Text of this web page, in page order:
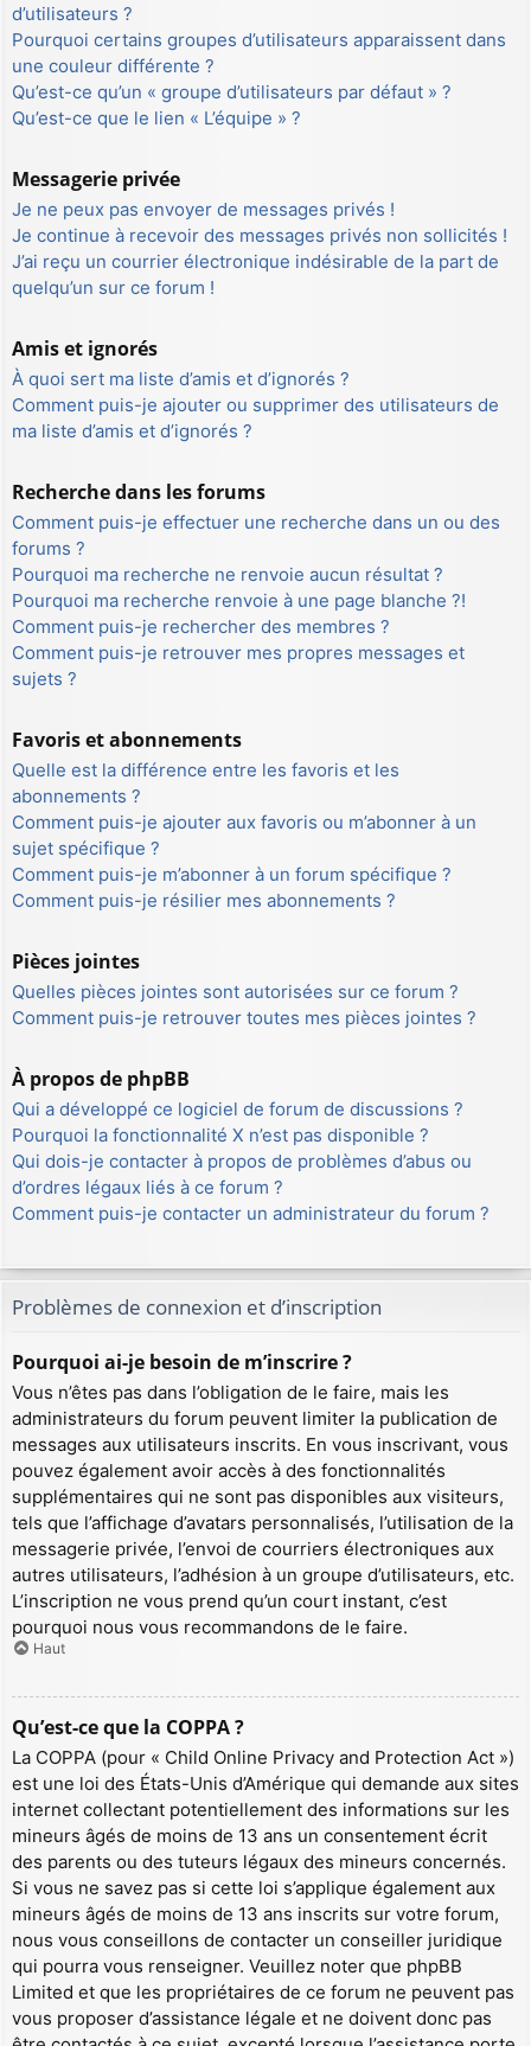
d’utilisateurs ?
Pourquoi certains groupes d’utilisateurs apparaissent dans
une couleur différente ?
Qu’est-ce qu’un « groupe d’utilisateurs par défaut » ?
Qu’est-ce que le lien « L’équipe » ?
Messagerie privée
Je ne peux pas envoyer de messages privés !
Je continue à recevoir des messages privés non sollicités !
J’ai reçu un courrier électronique indésirable de la part de
quelqu’un sur ce forum !
Amis et ignorés
À quoi sert ma liste d’amis et d’ignorés ?
Comment puis-je ajouter ou supprimer des utilisateurs de
ma liste d’amis et d’ignorés ?
Recherche dans les forums
Comment puis-je effectuer une recherche dans un ou des
forums ?
Pourquoi ma recherche ne renvoie aucun résultat ?
Pourquoi ma recherche renvoie à une page blanche ?!
Comment puis-je rechercher des membres ?
Comment puis-je retrouver mes propres messages et
sujets ?
Favoris et abonnements
Quelle est la différence entre les favoris et les
abonnements ?
Comment puis-je ajouter aux favoris ou m’abonner à un
sujet spécifique ?
Comment puis-je m’abonner à un forum spécifique ?
Comment puis-je résilier mes abonnements ?
Pièces jointes
Quelles pièces jointes sont autorisées sur ce forum ?
Comment puis-je retrouver toutes mes pièces jointes ?
À propos de phpBB
Qui a développé ce logiciel de forum de discussions ?
Pourquoi la fonctionnalité X n’est pas disponible ?
Qui dois-je contacter à propos de problèmes d’abus ou
d’ordres légaux liés à ce forum ?
Comment puis-je contacter un administrateur du forum ?
Problèmes de connexion et d’inscription
Pourquoi ai-je besoin de m’inscrire ?
Vous n’êtes pas dans l’obligation de le faire, mais les
administrateurs du forum peuvent limiter la publication de
messages aux utilisateurs inscrits. En vous inscrivant, vous
pouvez également avoir accès à des fonctionnalités
supplémentaires qui ne sont pas disponibles aux visiteurs,
tels que l’affichage d’avatars personnalisés, l’utilisation de la
messagerie privée, l’envoi de courriers électroniques aux
autres utilisateurs, l’adhésion à un groupe d’utilisateurs, etc.
L’inscription ne vous prend qu’un court instant, c’est
pourquoi nous vous recommandons de le faire.
Haut
Qu’est-ce que la COPPA ?
La COPPA (pour « Child Online Privacy and Protection Act »)
est une loi des États-Unis d’Amérique qui demande aux sites
internet collectant potentiellement des informations sur les
mineurs âgés de moins de 13 ans un consentement écrit
des parents ou des tuteurs légaux des mineurs concernés.
Si vous ne savez pas si cette loi s’applique également aux
mineurs âgés de moins de 13 ans inscrits sur votre forum,
nous vous conseillons de contacter un conseiller juridique
qui pourra vous renseigner. Veuillez noter que phpBB
Limited et que les propriétaires de ce forum ne peuvent pas
vous proposer d’assistance légale et ne doivent donc pas